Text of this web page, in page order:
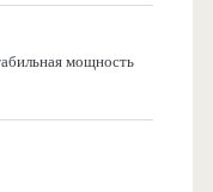
мощность